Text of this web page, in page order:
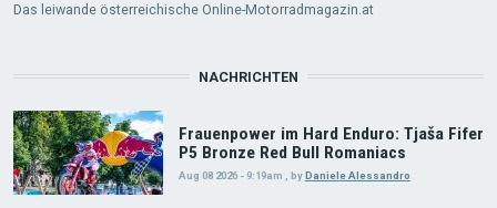
Das leiwande österreichische Online-Motorradmagazin.at
NACHRICHTEN
Frauenpower im Hard Enduro: Tjaša Fifer
P5 Bronze Red Bull Romaniacs
Aug 08 2026 - 9:19am , by Daniele Alessandro